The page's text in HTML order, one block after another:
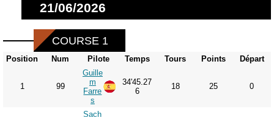
21/06/2026
COURSE 1
Position Num Pilote Temps Tours Points Départ
1 99
Guille
m
Farre
s
34'45.27
6
18 25 0
Sach